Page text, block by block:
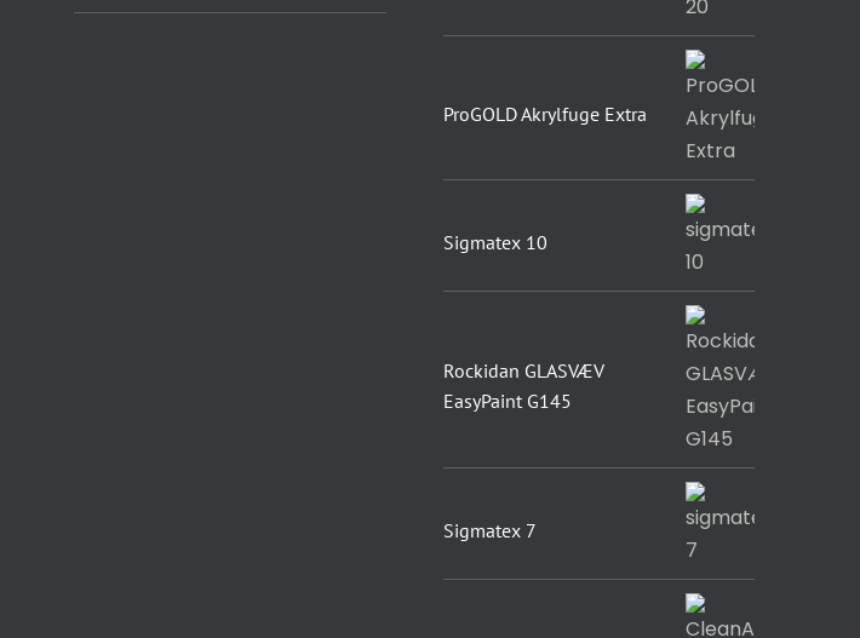
ProGOLD Akrylfuge Extra
Sigmatex 10
Rockidan GLASVÆV
EasyPaint G145
Sigmatex 7